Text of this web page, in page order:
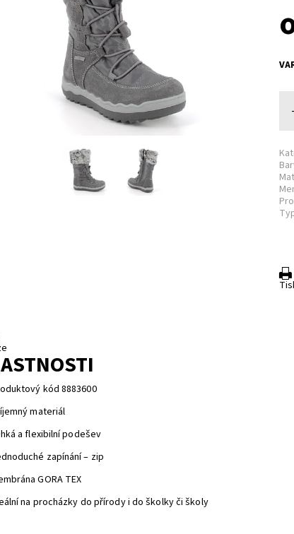
-
kód 8883600
materiál
a flexibilní podešev
zapínání – zip
GORA TEX
na procházky do přírody i do školky či školy